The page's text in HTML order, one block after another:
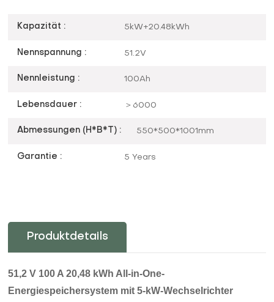
Kapazität : 5kW+20.48kWh
Nennspannung : 51.2V
Nennleistung : 100Ah
Lebensdauer : ＞6000
Abmessungen (H*B*T) : 550*500*1001mm
Garantie : 5 Years
Produktdetails
51,2 V 100 A 20,48 kWh All-in-One-
Energiespeichersystem mit 5-kW-Wechselrichter